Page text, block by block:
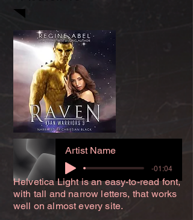
Artist Name
-01:04
Helvetica Light is an easy-to-read font,
with tall and narrow letters, that works
well on almost every site.